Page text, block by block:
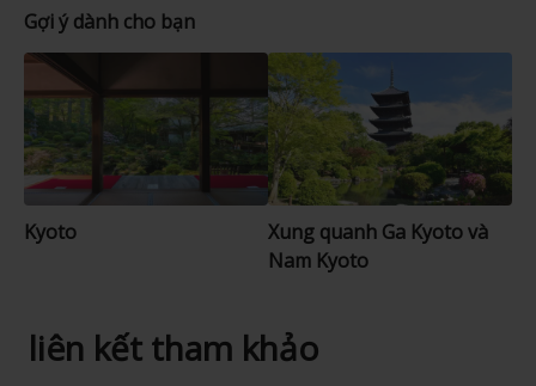
Gợi ý dành cho bạn
Kyoto
Xung quanh Ga Kyoto và
Nam Kyoto
liên kết tham khảo